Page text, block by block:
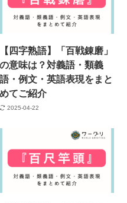
【四字熟語】「百戦錬磨」
の意味は？対義語・類義
語・例文・英語表現をまと
めてご紹介
2025-04-22